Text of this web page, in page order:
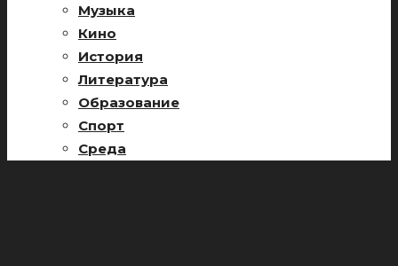
Музыка
Кино
История
Литература
Образование
Спорт
Среда